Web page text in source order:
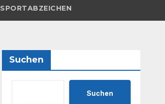
SPORTABZEICHEN
Suchen
Suchen